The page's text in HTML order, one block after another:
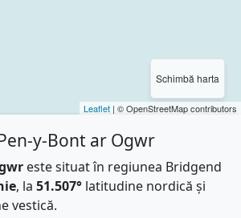
Schimbă harta
Leaflet | © OpenStreetMap contributors
y-Bont ar Ogwr
este situat în regiunea Bridgend
, la 51.507° latitudine nordică și
vestică.